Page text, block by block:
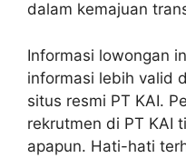
dalam kemajuan
Informasi lowongan
informasi lebih valid
situs resmi PT KAI.
rekrutmen di PT KAI
apapun. Hati-hati